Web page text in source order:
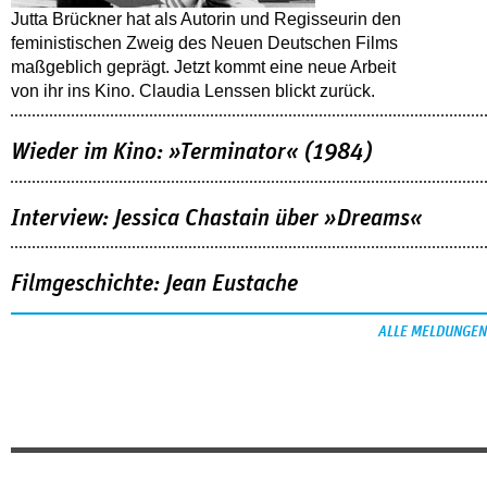
Jutta Brückner hat als Autorin und Regisseurin den
feministischen Zweig des Neuen Deutschen Films
maßgeblich geprägt. Jetzt kommt eine neue Arbeit
von ihr ins Kino. Claudia Lenssen blickt zurück.
Wieder im Kino: »Terminator« (1984)
Interview: Jessica Chastain über »Dreams«
Filmgeschichte: Jean Eustache
ALLE MELDUNGEN